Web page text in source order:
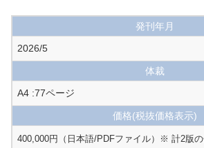
発刊年月
2026/5
体裁
A4 :77ページ
価格(税抜価格表示)
400,000円（日本語/PDFファイル）※ 計2版